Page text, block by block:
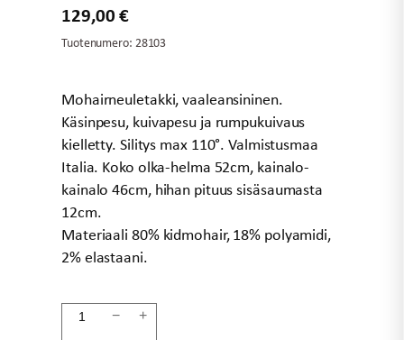
129,00€
Tuotenumero: 28103
Mohairneuletakki, vaaleansininen.
Käsinpesu, kuivapesu ja rumpukuivaus
kielletty. Silitys max 110°. Valmistusmaa
Italia. Koko olka-helma 52cm, kainalo-
kainalo 46cm, hihan pituus sisäsaumasta
12cm.
Materiaali 80% kidmohair, 18% polyamidi,
2% elastaani.
Mohairneuletakki
− +